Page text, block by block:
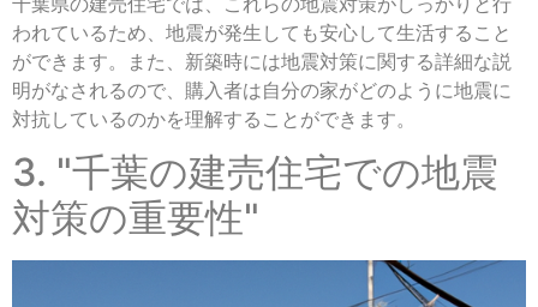
われているため、地震が発生しても安心して生活すること
ができます。また、新築時には地震対策に関する詳細な説
明がなされるので、購入者は自分の家がどのように地震に
対抗しているのかを理解することができます。
3. "千葉の建売住宅での地震
対策の重要性"